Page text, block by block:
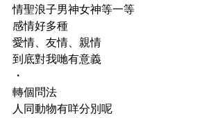
情聖浪子男神女神等一等
感情好多種
愛情、友情、親情
到底對我哋有意義
・
轉個問法
人同動物有咩分別呢